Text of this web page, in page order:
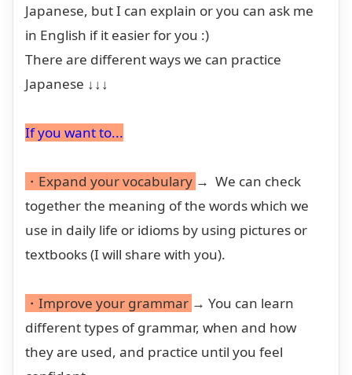
Japanese, but I can explain or you can ask me
in English if it easier for you :)
There are different ways we can practice
Japanese ↓↓↓
If you want to...
・Expand your vocabulary → We can check
together the meaning of the words which we
use in daily life or idioms by using pictures or
textbooks (I will share with you).
・Improve your grammar → You can learn
different types of grammar, when and how
they are used, and practice until you feel